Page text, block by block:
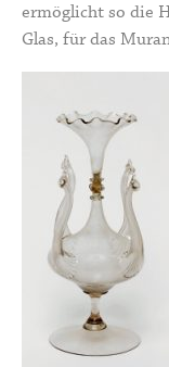
ermöglicht so die
Glas, für das